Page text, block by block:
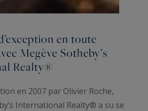
en toute
Megève Sotheby’s
Realty®
en 2007 par Olivier Roche,
International Realty® a su se